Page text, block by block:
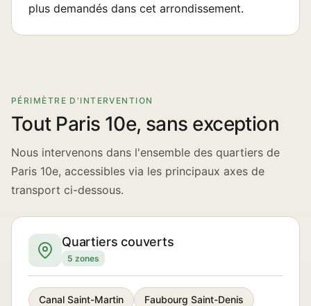
plus demandés dans cet arrondissement.
PÉRIMÈTRE D'INTERVENTION
Tout Paris 10e, sans exception
Nous intervenons dans l'ensemble des quartiers de
Paris 10e, accessibles via les principaux axes de
transport ci-dessous.
Quartiers couverts
5 zones
Canal Saint-Martin Faubourg Saint-Denis